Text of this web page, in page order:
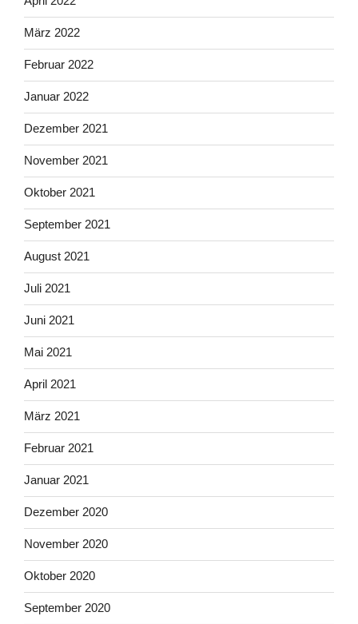
März 2022
Februar 2022
Januar 2022
Dezember 2021
November 2021
Oktober 2021
September 2021
August 2021
Juli 2021
Juni 2021
Mai 2021
April 2021
März 2021
Februar 2021
Januar 2021
Dezember 2020
November 2020
Oktober 2020
September 2020